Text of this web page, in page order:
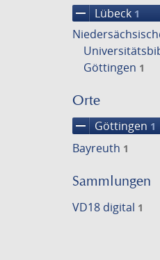
remove Lübeck 1
Göttingen 1
Orte
remove Göttingen 1
Bayreuth 1
Sammlungen
VD18 digital 1